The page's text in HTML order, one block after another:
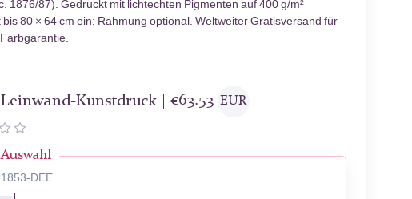
1876/87). Gedruckt mit lichtechten Pigmenten auf 400 g/m²
80 × 64 cm ein; Rahmung optional. Weltweiter Gratisversand für
Leinwand-Kunstdruck |€63.53 EUR
DEE